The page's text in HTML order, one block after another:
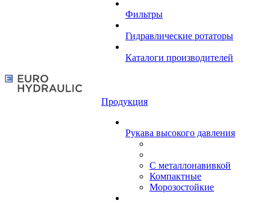
Фильтры
Гидравлические ротаторы
Каталоги производителей
Продукция
Рукава высокого давления
С металлонавивкой
Компактные
Морозостойкие